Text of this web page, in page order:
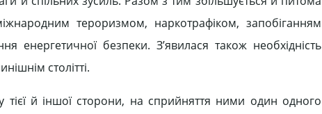
тероризмом, наркотрафіком, запобіганням
енергетичної безпеки. З’явилася також необхідність
столітті.
тієї й іншої сторони, на сприйняття ними один одного